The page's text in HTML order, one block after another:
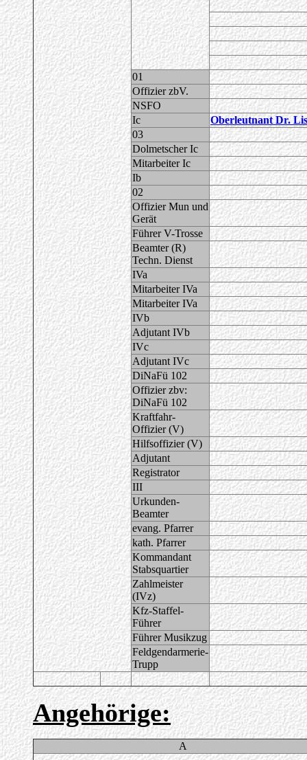
01
Offizier zbV.
NSFO
Ic
Oberleutnant Dr.
03
Dolmetscher Ic
Mitarbeiter Ic
Ib
02
Offizier Mun und
Gerät
Führer V-Trosse
Beamter (R)
Techn. Dienst
IVa
Mitarbeiter IVa
Mitarbeiter IVa
IVb
Adjutant IVb
IVc
Adjutant IVc
DiNaFü 102
Offizier zbv:
DiNaFü 102
Kraftfahr-
Offizier (V)
Hilfsoffizier (V)
Adjutant
Registrator
III
Urkunden-
Beamter
evang. Pfarrer
kath. Pfarrer
Kommandant
Stabsquartier
Zahlmeister
(IVz)
Kfz-Staffel-
Führer
Führer Musikzug
Feldgendarmerie-
Trupp
Angehörige:
A